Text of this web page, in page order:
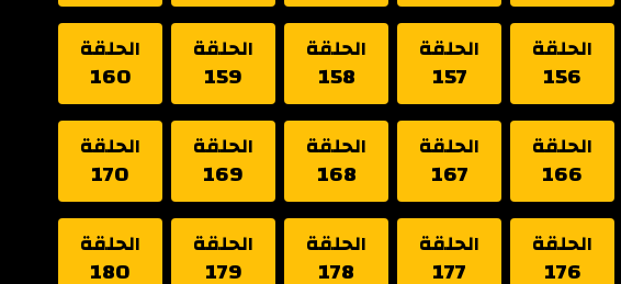
الحلقة
156
الحلقة
157
الحلقة
158
الحلقة
159
الحلقة
160
الحلقة
166
الحلقة
167
الحلقة
168
الحلقة
169
الحلقة
170
الحلقة
176
الحلقة
177
الحلقة
178
الحلقة
179
الحلقة
180